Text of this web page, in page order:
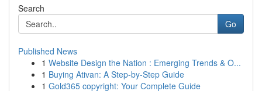
Search
Go
Published News
1 Website Design the Nation : Emerging Trends & O...
1 Buying Ativan: A Step-by-Step Guide
1 Gold365 copyright: Your Complete Guide